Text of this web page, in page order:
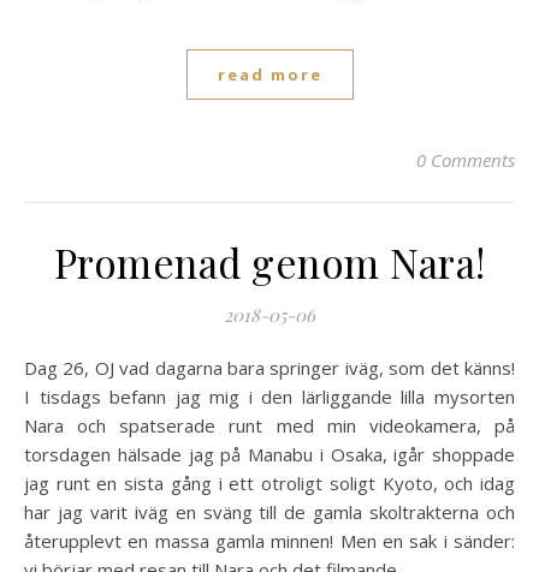
read more
0 Comments
Promenad genom Nara!
2018-05-06
Dag 26, OJ vad dagarna bara springer iväg, som det känns!
I tisdags befann jag mig i den lärliggande lilla mysorten
Nara och spatserade runt med min videokamera, på
torsdagen hälsade jag på Manabu i Osaka, igår shoppade
jag runt en sista gång i ett otroligt soligt Kyoto, och idag
har jag varit iväg en sväng till de gamla skoltrakterna och
återupplevt en massa gamla minnen! Men en sak i sänder: